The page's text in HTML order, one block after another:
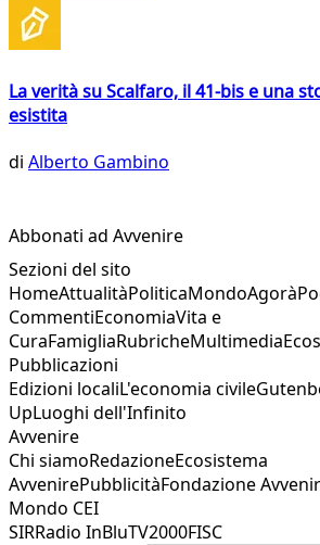
La verità su Scalfaro, il 41-bis e una
esistita
di Alberto Gambino
Abbonati ad Avvenire
Sezioni del sito
HomeAttualitàPoliticaMondoAgorà
CommentiEconomiaVita e
CuraFamigliaRubricheMultimedia
Pubblicazioni
Edizioni localiL'economia civile
UpLuoghi dell'Infinito
Avvenire
Chi siamoRedazioneEcosistema
AvvenirePubblicitàFondazione
Mondo CEI
SIRRadio InBluTV2000FISC